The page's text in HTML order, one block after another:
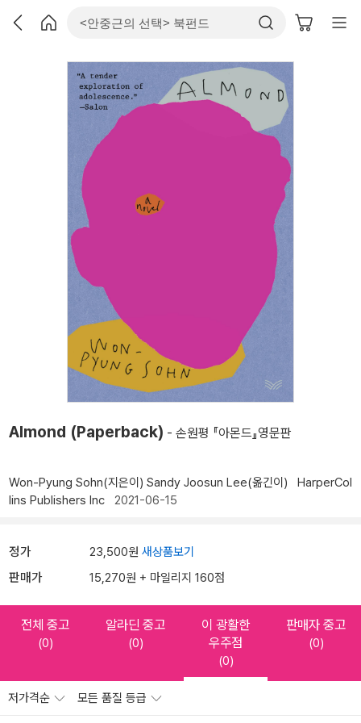
Almond (Paperback) - 손원평 『아몬드』영문판
Won-Pyung Sohn(지은이) Sandy Joosun Lee(옮긴이)
HarperCol
lins Publishers Inc 2021-06-15
정가 23,500원 새상품보기
판매가 15,270원 + 마일리지 160점
전체 중고
(0)
알라딘 중고
(0)
이 광활한
우주점
(0)
판매자 중고
(0)
저가격순 모든 품질 등급